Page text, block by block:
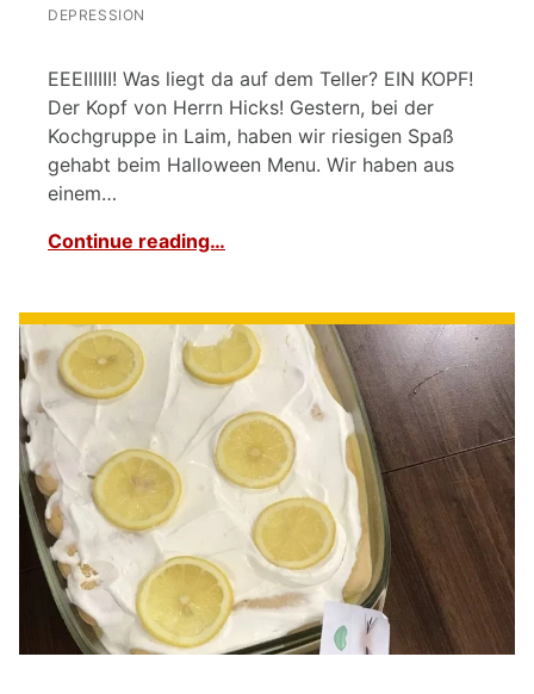
DEPRESSION
EEEIIIIII! Was liegt da auf dem Teller? EIN KOPF!
Der Kopf von Herrn Hicks! Gestern, bei der
Kochgruppe in Laim, haben wir riesigen Spaß
gehabt beim Halloween Menu. Wir haben aus
einem…
Continue reading…